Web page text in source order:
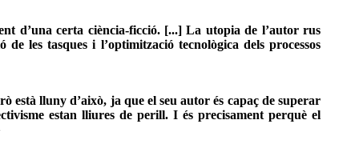
d’una certa ciència-ficció. [...] La utopia de l’autor rus
les tasques i l’optimització tecnològica dels processos
està lluny d’això, ja que el seu autor és capaç de superar
estan lliures de perill. I és precisament perquè el